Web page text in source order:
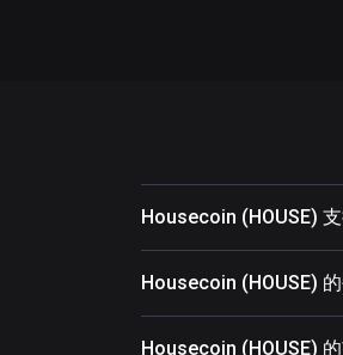
Housecoin (HOUSE)
Housecoin (HOUSE)
Housecoin (HOUSE)